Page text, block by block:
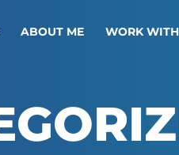
ABOUT ME WORK